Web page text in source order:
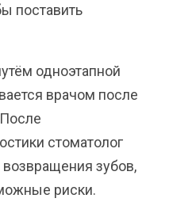
поставить
одноэтапной
врачом после
стоматолог
возвращения зубов,
риски.